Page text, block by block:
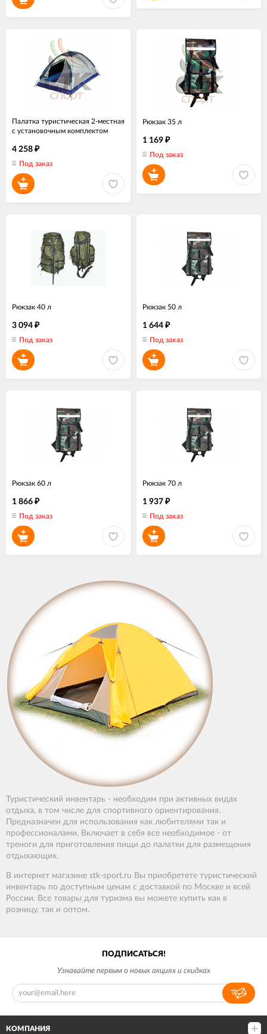
Палатка туристическая 2-местная
с установочным комплектом
4 258 ₽
Под заказ
Рюкзак 35 л
1 169 ₽
Под заказ
Рюкзак 40 л
3 094 ₽
Под заказ
Рюкзак 50 л
1 644 ₽
Под заказ
Рюкзак 60 л
1 866 ₽
Под заказ
Рюкзак 70 л
1 937 ₽
Под заказ
Туристический инвентарь - необходим при активных видах
отдыха, в том числе для спортивного ориентирования.
Предназначен для использования как любителями так и
профессионалами. Включает в себя все необходимое - от
треноги для приготовления пищи до палатки для размещения
отдыхающих.
В интернет магазине stk-sport.ru Вы приобретете туристический
инвентарь по доступным ценам с доставкой по Москве и всей
России. Все товары для туризма вы можете купить как в
розницу, так и оптом.
ПОДПИСАТЬСЯ!
Узнавайте первым о новых акциях и скидках
КОМПАНИЯ